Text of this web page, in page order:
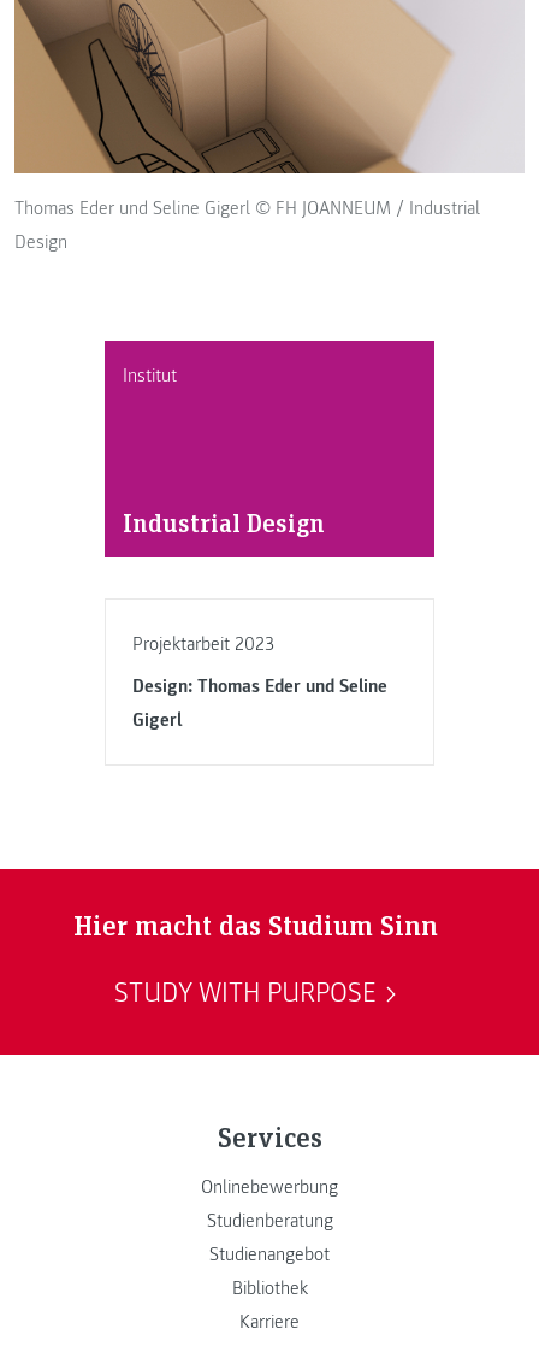
Institut
Industrial Design
Projektarbeit 2023
Design: Thomas Eder und Seline
Gigerl
Thomas Eder und Seline Gigerl © FH JOANNEUM / Industrial
Design
Hier macht das Studium Sinn
STUDY WITH PURPOSE
Services
Onlinebewerbung
Studienberatung
Studienangebot
Bibliothek
Karriere